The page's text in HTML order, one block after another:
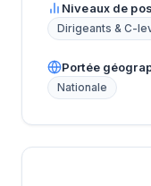
Niveaux de
Dirigeants & C-
Portée
Nationale